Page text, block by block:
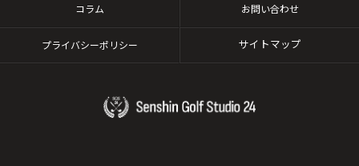
コラム お問い合わせ
プライバシーポリシー サイトマップ